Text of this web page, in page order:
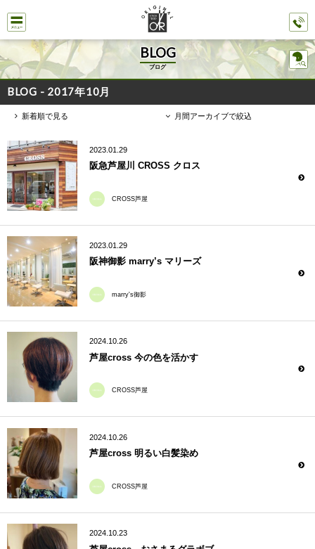
BLOG
ブログ
BLOG - 2017年10月
新着順で見る 月間アーカイブで絞込
2023.01.29
阪急芦屋川 CROSS クロス
CROSS芦屋
2023.01.29
阪神御影 marry’s マリーズ
marry's御影
2024.10.26
芦屋cross 今の色を活かす
CROSS芦屋
2024.10.26
芦屋cross 明るい白髪染め
CROSS芦屋
2024.10.23